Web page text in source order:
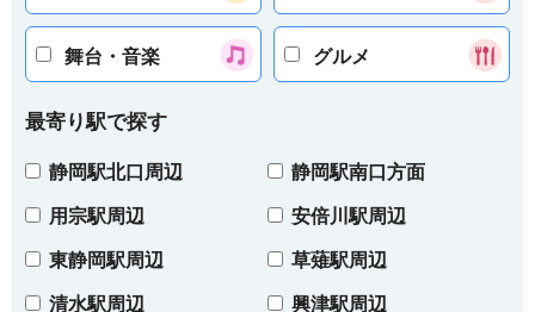
舞台・音楽 グルメ
最寄り駅で探す
静岡駅北口周辺 静岡駅南口方面
用宗駅周辺 安倍川駅周辺
東静岡駅周辺 草薙駅周辺
清水駅周辺 興津駅周辺